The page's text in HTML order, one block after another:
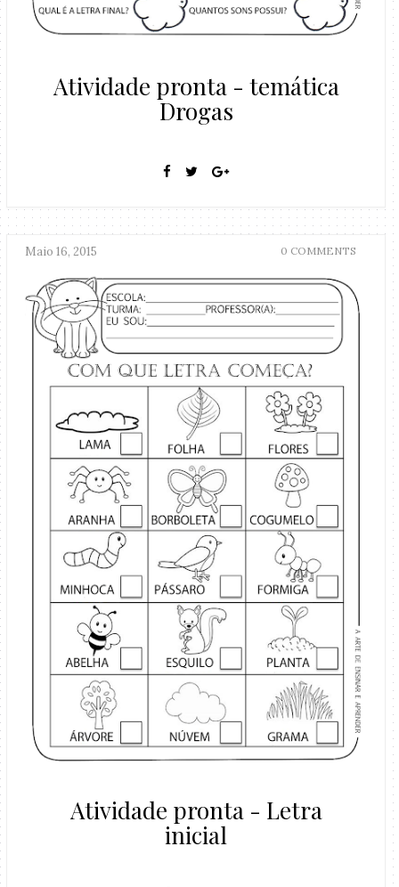
Atividade pronta - temática
Drogas
Maio 16, 2015 0 COMMENTS
Atividade pronta - Letra
inicial